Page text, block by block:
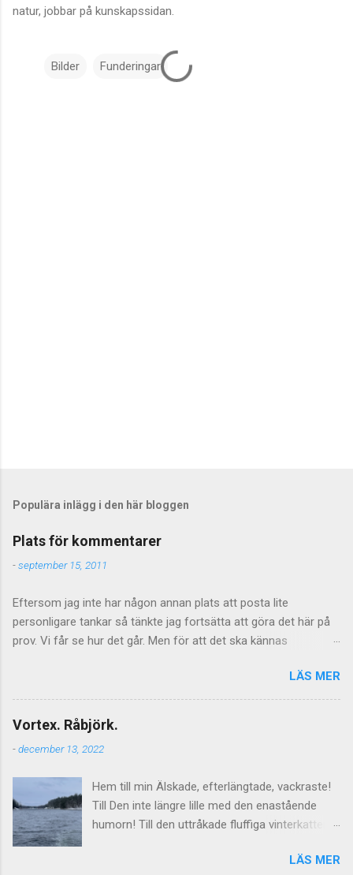
natur, jobbar på kunskapssidan.
Bilder Funderingar
Populära inlägg i den här bloggen
Plats för kommentarer
-september 15, 2011
Eftersom jag inte har någon annan plats att posta lite
personligare tankar så tänkte jag fortsätta att göra det här på
prov. Vi får se hur det går. Men för att det ska kännas
ha något litet med saken att göra. Vilket föranleder mig att
tillfälligtvis stänga av kommentarerna för de mer personliga
inläggen. Jag vill inte stänga av kommentarer helt och hållet
eftersom jag tycker att de är givande som helhet och även om
tongångarna ibland blir hårda så kan de ge upphov till mycket
personliga sakerna så får det lova att bli åtminstone lite mer
direktrelaterat. Så för det mer gängse framväxande
diskussionsmaterialet - kommentera här istället. Jag lägger
upp den ute till höger också så att kommentarsfloden kan
fortsätta även om inläggen inte ger något att relatera till. Det
LÄS MER
Vortex. Råbjörk.
-december 13, 2022
Hem till min Älskade, efterlängtade, vackraste!
Till Den inte längre lille med den enastående
humorn! Till den uttråkade fluffiga vinterkatten.
lekfulla. Från inte-ett-dugg-kompliceratLÄS MER